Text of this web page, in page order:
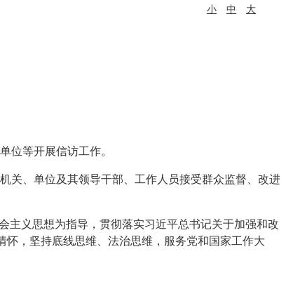
小 中 大
位等开展信访工作。
关、单位及其领导干部、工作人员接受群众监督、改进
义思想为指导，贯彻落实习近平总书记关于加强和改
怀，坚持底线思维、法治思维，服务党和国家工作大